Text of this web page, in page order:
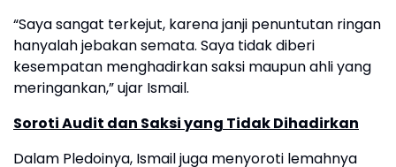
“Saya sangat terkejut, karena janji penuntutan ringan
hanyalah jebakan semata. Saya tidak diberi
kesempatan menghadirkan saksi maupun ahli yang
meringankan,” ujar Ismail.
Soroti Audit dan Saksi yang Tidak Dihadirkan
Dalam Pledoinya, Ismail juga menyoroti lemahnya